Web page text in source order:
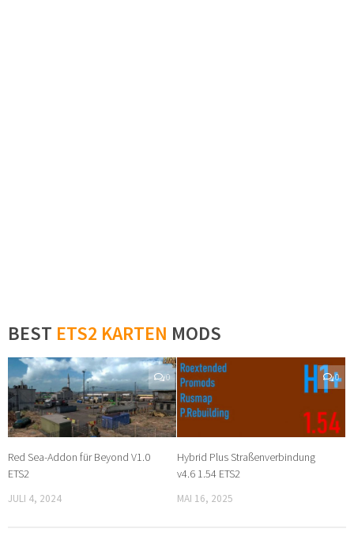
BEST ETS2 KARTEN MODS
0
Red Sea-Addon für Beyond V1.0
ETS2
JULI 4, 2024
0
Hybrid Plus Straßenverbindung
v4.6 1.54 ETS2
MAI 16, 2025